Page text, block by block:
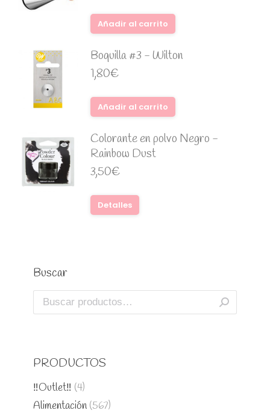
Añadir al carrito
Boquilla #3 - Wilton
1,80€
Añadir al carrito
Colorante en polvo Negro -
Rainbow Dust
3,50€
Detalles
Buscar
PRODUCTOS
‼️Outlet‼️ (4)
Alimentación (567)